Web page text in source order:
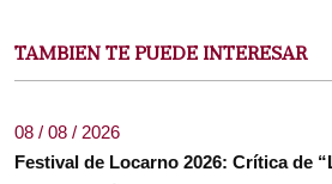
TAMBIEN TE PUEDE INTERESAR
08 / 08 / 2026
Festival de Locarno 2026: Crítica de